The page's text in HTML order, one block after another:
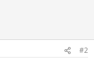
#2